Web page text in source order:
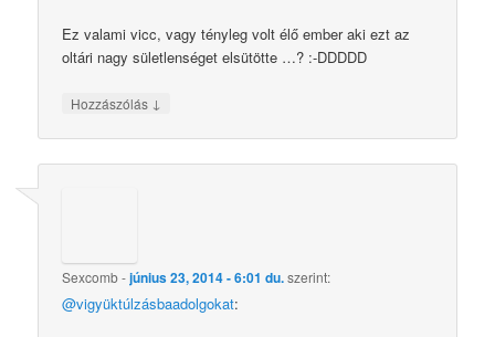
Ez valami vicc, vagy tényleg volt élő ember aki ezt az
oltári nagy sületlenséget elsütötte …? :-DDDDD
Hozzászólás ↓
Sexcomb-június 23, 2014 - 6:01 du.szerint:
@vigyüktúlzásbaadolgokat: